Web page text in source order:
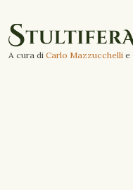
A cura di Carlo Mazzucchelli e